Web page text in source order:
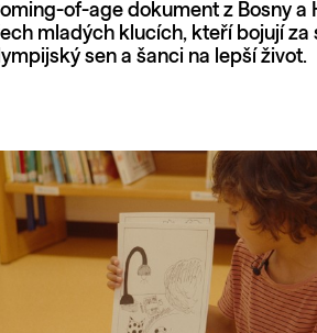
of-age dokument z Bosny a
mladých klucích, kteří bojují za
sen a šanci na lepší život.